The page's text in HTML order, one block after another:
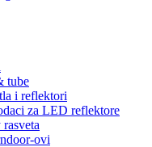
tube
i reflektori
za LED reflektore
ovi